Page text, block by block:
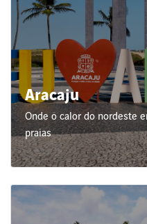
Aracaju
Onde o calor do nordeste
praias